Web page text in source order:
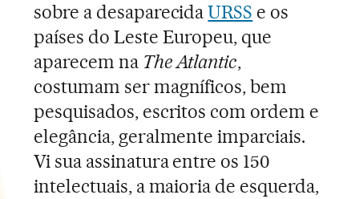
sobre a desaparecidaURSS e os
países do Leste Europeu, que
aparecem na The Atlantic,
costumam ser magníficos, bem
pesquisados, escritos com ordem e
elegância, geralmente imparciais.
Vi sua assinatura entre os 150
intelectuais, a maioria de esquerda,